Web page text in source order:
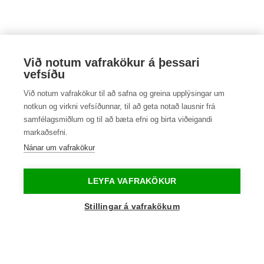
Tryggvabraut 12
IS-600, Akureyri
Við notum vafrakökur á þessari
vefsíðu
Við notum vafrakökur til að safna og greina upplýsingar um
notkun og virkni vefsíðunnar, til að geta notað lausnir frá
samfélagsmiðlum og til að bæta efni og birta viðeigandi
markaðsefni.
Nánar um vafrakökur
LEYFA VAFRAKÖKUR
Stillingar á vafrakökum